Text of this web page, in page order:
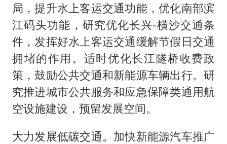
局，提升水上客运交通功能，优化南部滨
江码头功能，研究优化长兴-横沙交通条
件，发挥好水上客运交通缓解节假日交通
拥堵的作用。适时优化长江隧桥收费政
策，鼓励公共交通和新能源车辆出行。研
究推进城市公共服务和应急保障类通用航
空设施建设，预留发展空间。
大力发展低碳交通。加快新能源汽车推广